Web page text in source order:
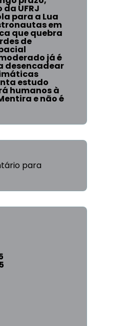
UFRJ
para a Lua
em
que quebra
de
já é
desencadear
estudo
humanos à
e não é
para